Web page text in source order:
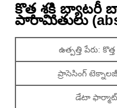
కొత్త శక్తి బ్యాటరీ
పారామితులు
ఉత్పత్తి పేరు:
ప్రాసెసింగ్
డేటా ఫార్మాట్: